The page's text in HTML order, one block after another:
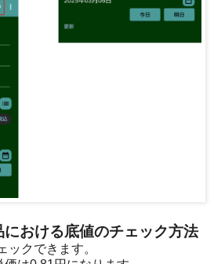
における底値のチェック方法
ックできます。